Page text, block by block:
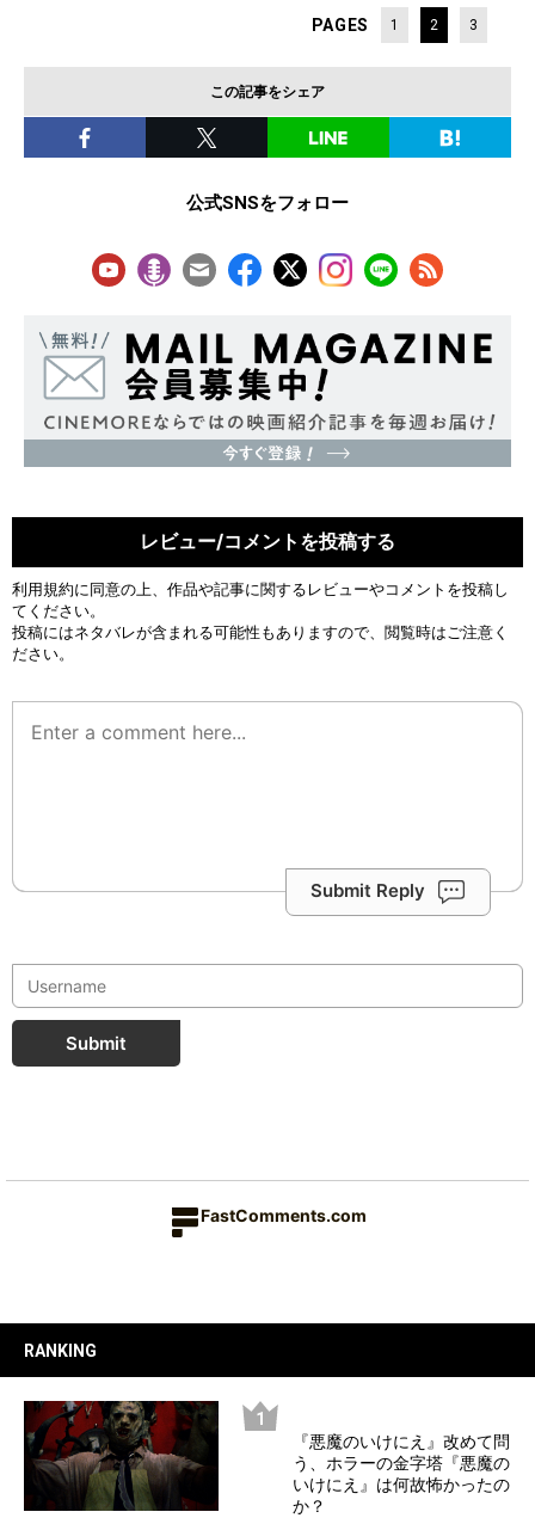
PAGES 1 2 3
この記事をシェア
公式SNSをフォロー
レビュー/コメントを投稿する
利用規約に同意の上、作品や記事に関するレビューやコメントを投稿し
てください。
投稿にはネタバレが含まれる可能性もありますので、閲覧時はご注意く
ださい。
Submit Reply
Submit
FastComments.com
RANKING
『悪魔のいけにえ』改めて問
う、ホラーの金字塔『悪魔の
いけにえ』は何故怖かったの
か？